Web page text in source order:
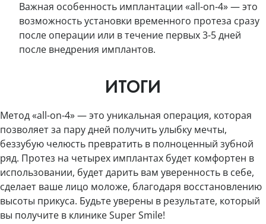
Важная особенность имплантации «all-on-4» — это
возможность установки временного протеза сразу
после операции или в течение первых 3-5 дней
после внедрения имплантов.
ИТОГИ
Метод «all-on-4» — это уникальная операция, которая
позволяет за пару дней получить улыбку мечты,
беззубую челюсть превратить в полноценный зубной
ряд. Протез на четырех имплантах будет комфортен в
использовании, будет дарить вам уверенность в себе,
сделает ваше лицо моложе, благодаря восстановлению
высоты прикуса. Будьте уверены в результате, который
вы получите в клинике Super Smile!